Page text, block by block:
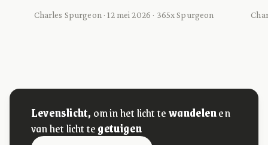
Charles Spurgeon · 12 mei 2026 · 365x Spurgeon
Levenslicht, om in het licht tewandelenen
van het licht tegetuigen